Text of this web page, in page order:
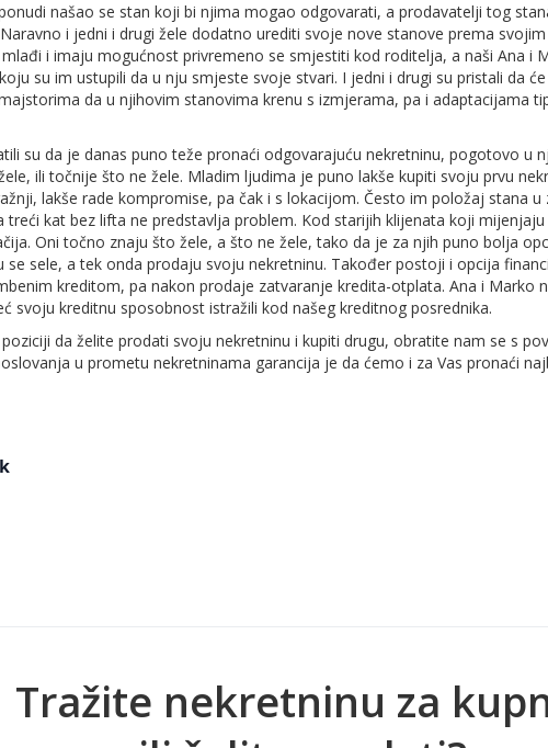
našao se stan koji bi njima mogao odgovarati, a prodavatelji tog
i jedni i drugi žele dodatno urediti svoje nove stanove prema
i imaju mogućnost privremeno se smjestiti kod roditelja, a naši Ana i
su im ustupili da u nju smjeste svoje stvari. I jedni i drugi su pristali da
da u njihovim stanovima krenu s izmjerama, pa i adaptacijama
su da je danas puno teže pronaći odgovarajuću nekretninu, pogotovo u
ili točnije što ne žele. Mladim ljudima je puno lakše kupiti svoju prvu
lakše rade kompromise, pa čak i s lokacijom. Često im položaj stana
kat bez lifta ne predstavlja problem. Kod starijih klijenata koji
Oni točno znaju što žele, a što ne žele, tako da je za njih puno bolja
se sele, a tek onda prodaju svoju nekretninu. Također postoji i opcija
kreditom, pa nakon prodaje zatvaranje kredita-otplata. Ana i Marko
svoju kreditnu sposobnost istražili kod našeg kreditnog posrednika.
da želite prodati svoju nekretninu i kupiti drugu, obratite nam se s
u prometu nekretninama garancija je da ćemo i za Vas pronaći
Tražite nekretninu za